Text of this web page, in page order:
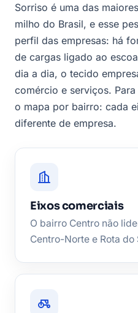
Sorriso é uma das
milho do Brasil, e esse
perfil das empresas: há
de cargas ligado ao
dia a dia, o tecido
comércio e serviços.
o mapa por bairro: cada
diferente de empresa.
Eixos comerciais
O bairro Centro não
Centro-Norte e Rota do